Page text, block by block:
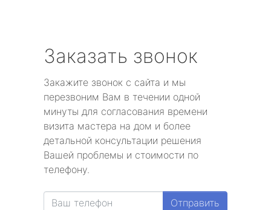
Заказать звонок
Закажите звонок с сайта и мы
перезвоним Вам в течении одной
минуты для согласования времени
визита мастера на дом и более
детальной консультации решения
Вашей проблемы и стоимости по
телефону.
Отправить